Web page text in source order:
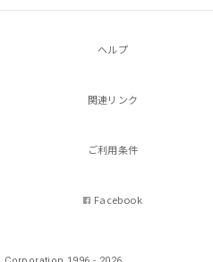
ヘルプ
関連リンク
ご利用条件
Facebook